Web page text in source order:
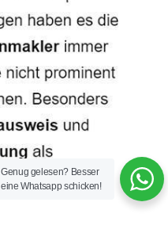
Genug gelesen? Besser
eine Whatsapp schicken!